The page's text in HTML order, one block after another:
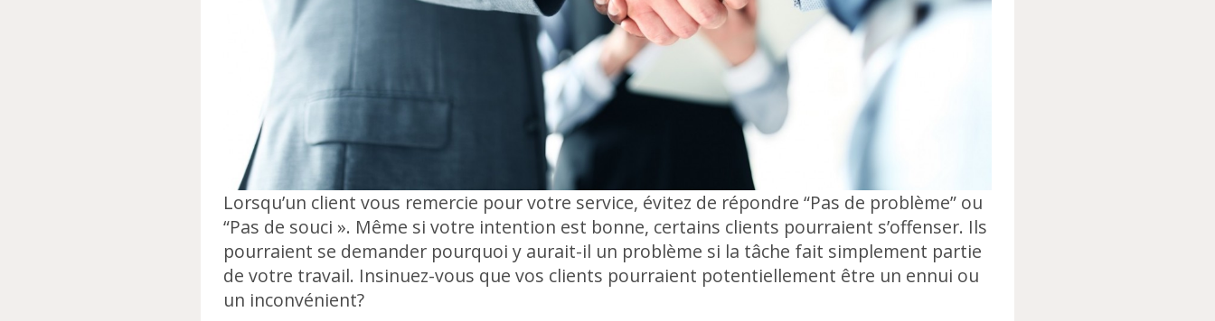
Lorsqu’un client vous remercie pour votre service, évitez de répondre “Pas de problème” ou
“Pas de souci ». Même si votre intention est bonne, certains clients pourraient s’offenser. Ils
pourraient se demander pourquoi y aurait-il un problème si la tâche fait simplement partie
de votre travail. Insinuez-vous que vos clients pourraient potentiellement être un ennui ou
un inconvénient?